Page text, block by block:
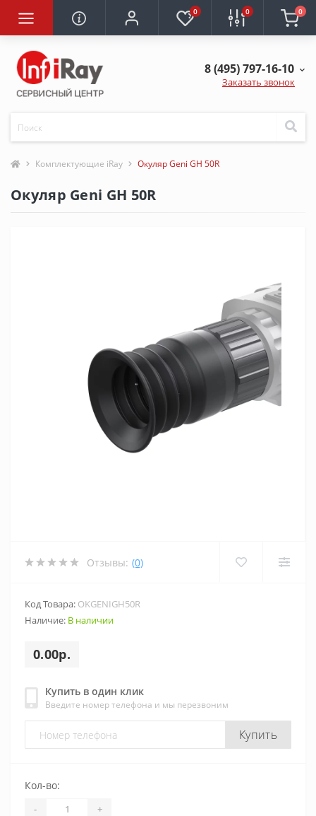
0 0 0
8 (495) 797-16-10
Заказать звонок
Комплектующие iRay Окуляр Geni GH 50R
Окуляр Geni GH 50R
Отзывы: (0)
Код Товара: OKGENIGH50R
Наличие: В наличии
0.00р.
Купить в один клик
Введите номер телефона и мы перезвоним
Купить
Кол-во:
- +